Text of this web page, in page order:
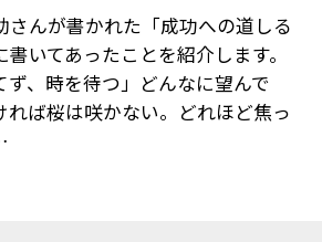
さんが書かれた「成功への道しる
いてあったことを紹介します。
ず、時を待つ」どんなに望んで
れば桜は咲かない。どれほど焦っ